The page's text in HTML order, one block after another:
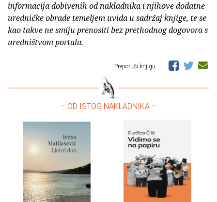
informacija dobivenih od nakladnika i njihove dodatne
uredničke obrade temeljem uvida u sadržaj knjige, te se
kao takve ne smiju prenositi bez prethodnog dogovora s
uredništvom portala.
Preporuči knjigu
– OD ISTOG NAKLADNIKA –